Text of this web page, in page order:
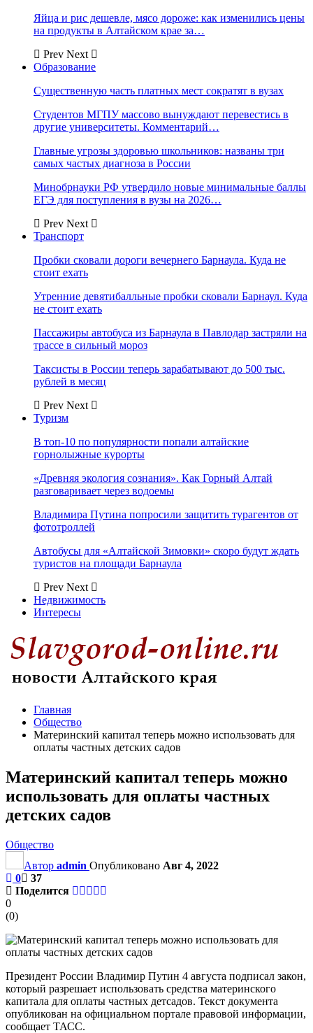
Яйца и рис дешевле, мясо дороже: как изменились цены
на продукты в Алтайском крае за…
Prev Next
Образование
Существенную часть платных мест сократят в вузах
Студентов МГПУ массово вынуждают перевестись в
другие университеты. Комментарий…
Главные угрозы здоровью школьников: названы три
самых частых диагноза в России
Минобрнауки РФ утвердило новые минимальные баллы
ЕГЭ для поступления в вузы на 2026…
Prev Next
Транспорт
Пробки сковали дороги вечернего Барнаула. Куда не
стоит ехать
Утренние девятибалльные пробки сковали Барнаул. Куда
не стоит ехать
Пассажиры автобуса из Барнаула в Павлодар застряли на
трассе в сильный мороз
Таксисты в России теперь зарабатывают до 500 тыс.
рублей в месяц
Prev Next
Туризм
В топ-10 по популярности попали алтайские
горнолыжные курорты
«Древняя экология сознания». Как Горный Алтай
разговаривает через водоемы
Владимира Путина попросили защитить турагентов от
фототроллей
Автобусы для «Алтайской Зимовки» скоро будут ждать
туристов на площади Барнаула
Prev Next
Недвижимость
Интересы
Главная
Общество
Материнский капитал теперь можно использовать для
оплаты частных детских садов
Материнский капитал теперь можно
использовать для оплаты частных
детских садов
Общество
Автор admin Опубликовано Авг 4, 2022
0
37
Поделится
0
(0)
Президент России Владимир Путин 4 августа подписал закон,
который разрешает использовать средства материнского
капитала для оплаты частных детсадов. Текст документа
опубликован на официальном портале правовой информации,
сообщает ТАСС.